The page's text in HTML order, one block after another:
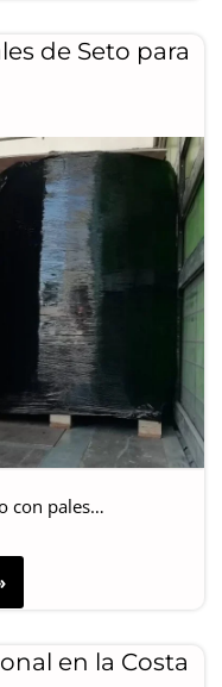
de Seto para
con pales…
en la Costa